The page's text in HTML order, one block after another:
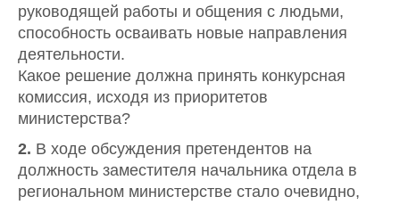
руководящей работы и общения с людьми,
способность осваивать новые направления
деятельности.
Какое решение должна принять конкурсная
комиссия, исходя из приоритетов
министерства?
2. В ходе обсуждения претендентов на
должность заместителя начальника отдела в
региональном министерстве стало очевидно,